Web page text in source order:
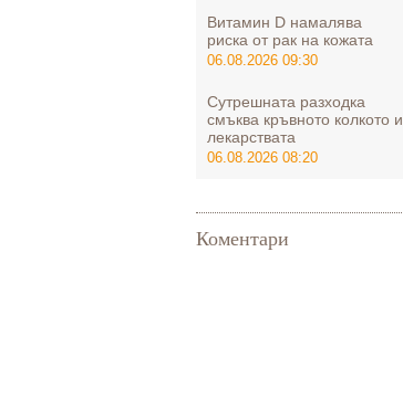
Витамин D намалява
риска от рак на кожата
06.08.2026 09:30
Сутрешната разходка
смъква кръвното колкото и
лекарствата
06.08.2026 08:20
Коментари